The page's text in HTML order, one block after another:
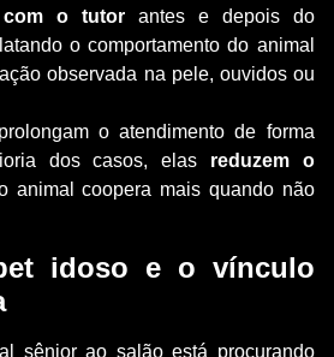
com o tutor antes e depois do
o comportamento do animal
observada na pele, ouvidos ou
o atendimento de forma
dos casos, elas reduzem o
animal coopera mais quando não
idoso e o vínculo
sênior ao salão está procurando